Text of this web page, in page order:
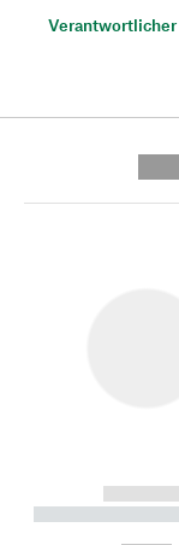
-----------